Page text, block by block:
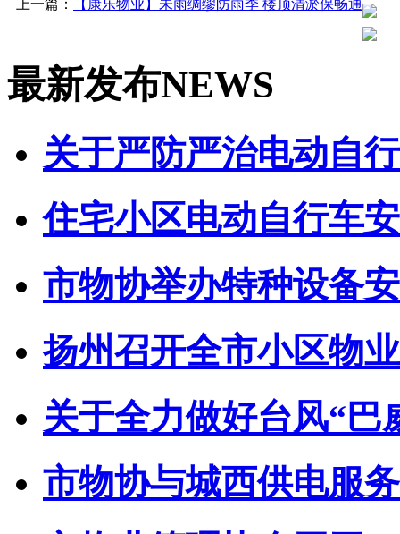
上一篇： 【康乐物业】未雨绸缪防雨季 楼顶清淤保畅通
最新发布NEWS
关于严防严治电动自
住宅小区电动自行车
市物协举办特种设备
扬州召开全市小区物
关于全力做好台风“巴
市物协与城西供电服